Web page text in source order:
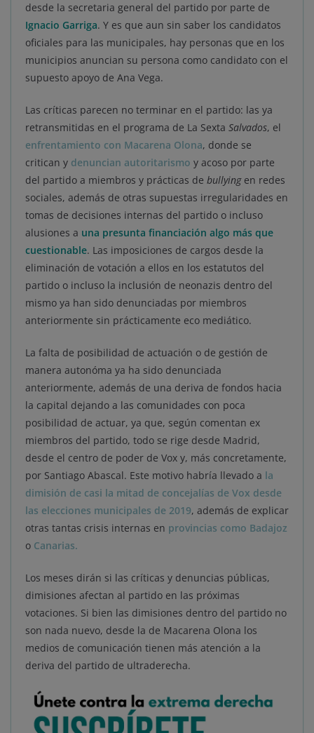
desde la secretaria general del partido por parte de
Ignacio Garriga. Y es que aun sin saber los candidatos
oficiales para las municipales, hay personas que en los
municipios anuncian su persona como candidato con el
supuesto apoyo de Ana Vega.
Las críticas parecen no terminar en el partido: las ya
retransmitidas en el programa de La Sexta Salvados, el
enfrentamiento con Macarena Olona, donde se
critican y denuncian autoritarismo y acoso por parte
del partido a miembros y prácticas de bullyingen redes
sociales, además de otras supuestas irregularidades en
tomas de decisiones internas del partido o incluso
alusiones a una presunta financiación algo más que
cuestionable. Las imposiciones de cargos desde la
eliminación de votación a ellos en los estatutos del
partido o incluso la inclusión de neonazis dentro del
mismo ya han sido denunciadas por miembros
anteriormente sin prácticamente eco mediático.
La falta de posibilidad de actuación o de gestión de
manera autonóma ya ha sido denunciada
anteriormente, además de una deriva de fondos hacia
la capital dejando a las comunidades con poca
posibilidad de actuar, ya que, según comentan ex
miembros del partido, todo se rige desde Madrid,
desde el centro de poder de Vox y, más concretamente,
por Santiago Abascal. Este motivo habría llevado a la
dimisión de casi la mitad de concejalías de Vox desde
las elecciones municipales de 2019, además de explicar
otras tantas crisis internas en provincias como Badajoz
o Canarias.
Los meses dirán si las críticas y denuncias públicas,
dimisiones afectan al partido en las próximas
votaciones. Si bien las dimisiones dentro del partido no
son nada nuevo, desde la de Macarena Olona los
medios de comunicación tienen más atención a la
deriva del partido de ultraderecha.